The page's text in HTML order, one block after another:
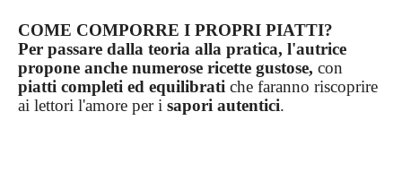
COME COMPORRE I PROPRI PIATTI?
Per passare dalla teoria alla pratica, l'autrice
propone anche numerose ricette gustose, con
piatti completi ed equilibrati che faranno riscoprire
ai lettori l'amore per i sapori autentici.